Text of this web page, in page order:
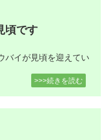
頃です
バイが見頃を迎えてい
>>>続きを読む